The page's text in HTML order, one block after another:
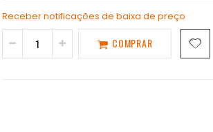
Receber notificações de baixa de preço
COMPRAR